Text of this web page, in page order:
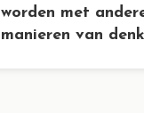
worden met
manieren van